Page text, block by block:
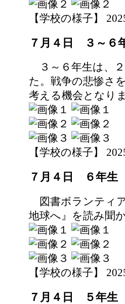
【学校の様子】
７月４日 ３～６
３～６年生は、
た。戦争の悲惨さ
考える機会となり
【学校の様子】
７月４日 ６年生
図書ボランティ
地球へ』を読み聞
【学校の様子】
７月４日 ５年生